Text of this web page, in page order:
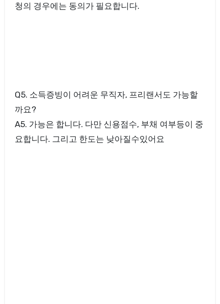
청의 경우에는 동의가 필요합니다.
Q5. 소득증빙이 어려운 무직자, 프리랜서도 가능할
까요?
A5. 가능은 합니다. 다만 신용점수, 부채 여부등이 중
요합니다. 그리고 한도는 낮아질수있어요